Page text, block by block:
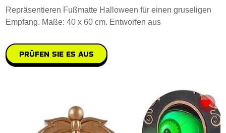
Repräsentieren Fußmatte Halloween für einen gruseligen
Empfang. Maße: 40 x 60 cm. Entworfen aus
PRÜFEN SIE ES AUS